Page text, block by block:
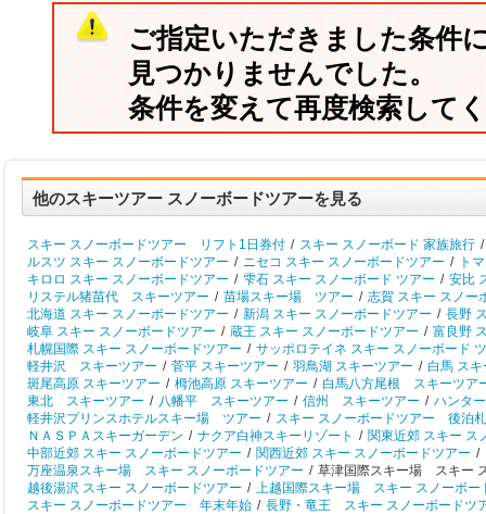
ご指定いただきました条件
見つかりませんでした。
条件を変えて再度検索して
他のスキーツアー スノーボードツアーを見る
スキー スノーボードツアー リフト1日券付 / スキー スノーボード 家族旅行 /
ルスツ スキー スノーボードツアー / ニセコ スキー スノーボードツアー /
ト
キロロ スキー スノーボードツアー / 雫石 スキー スノーボード ツアー / 安比
リステル猪苗代 スキーツアー / 苗場スキー場 ツアー / 志賀 スキー スノー
北海道 スキー スノーボードツアー / 新潟 スキー スノーボードツアー / 長野
岐阜 スキー スノーボードツアー / 蔵王 スキー スノーボードツアー / 富良野
札幌国際 スキー スノーボードツアー / サッポロテイネ スキー スノーボード
軽井沢 スキーツアー / 菅平 スキーツアー / 羽鳥湖 スキーツアー / 白馬 ス
斑尾高原 スキーツアー / 栂池高原 スキーツアー / 白馬八方尾根 スキーツア
東北 スキーツアー / 八幡平 スキーツアー / 信州 スキーツアー / ハンタ
軽井沢プリンスホテルスキー場 ツアー / スキー スノーボードツアー 後泊
ＮＡＳＰＡスキーガーデン / ナクア白神スキーリゾート / 関東近郊 スキー ス
中部近郊 スキー スノーボードツアー / 関西近郊 スキー スノーボードツアー /
万座温泉スキー場 スキー スノーボードツアー / 草津国際スキー場 スキー
越後湯沢 スキー スノーボードツアー / 上越国際スキー場 スキー スノーボー
スキー スノーボードツアー 年末年始 / 長野・竜王 スキー スノーボードツ